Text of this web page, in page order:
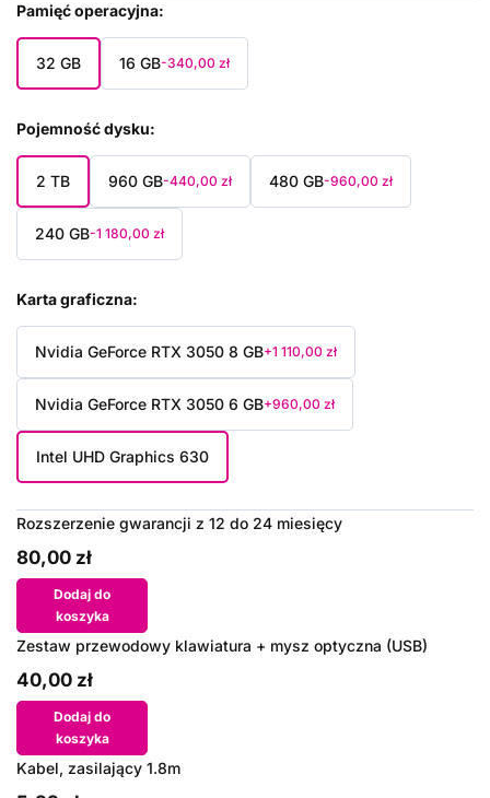
Pamięć operacyjna
32 GB 16 GB-340,00 zł
Pojemność dysku
2 TB 960 GB-440,00 zł 480 GB-960,00 zł
240 GB-1 180,00 zł
Karta graficzna
Nvidia GeForce RTX 3050 8 GB+1 110,00 zł
Nvidia GeForce RTX 3050 6 GB+960,00 zł
Intel UHD Graphics 630
Rozszerzenie gwarancji z 12 do 24 miesięcy
80,00 zł
Dodaj do
koszyka
Zestaw przewodowy klawiatura + mysz optyczna (USB)
40,00 zł
Dodaj do
koszyka
Kabel, zasilający 1.8m